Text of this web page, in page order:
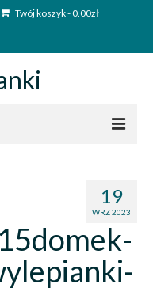
Twój koszyk-0.00zł
19
WRZ 2023